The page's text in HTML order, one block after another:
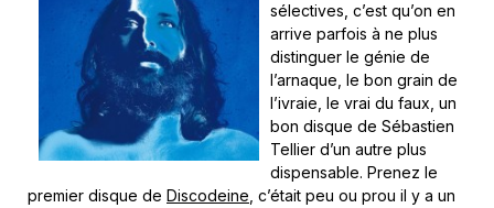
sélectives, c’est qu’on en
arrive parfois à ne plus
distinguer le génie de
l’arnaque, le bon grain de
l’ivraie, le vrai du faux, un
bon disque de Sébastien
Tellier d’un autre plus
dispensable. Prenez le
premier disque de Discodeine , c’était peu ou prou il y a un